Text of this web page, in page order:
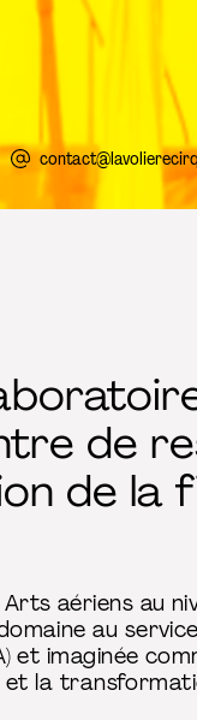
de
de la
aériens au
au
imaginée
et la